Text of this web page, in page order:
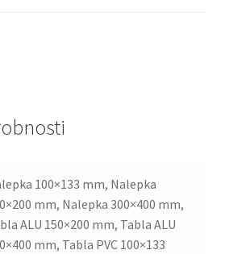
100×133 mm, Nalepka
mm, Nalepka 300×400 mm,
ALU 150×200 mm, Tabla ALU
mm, Tabla PVC 100×133